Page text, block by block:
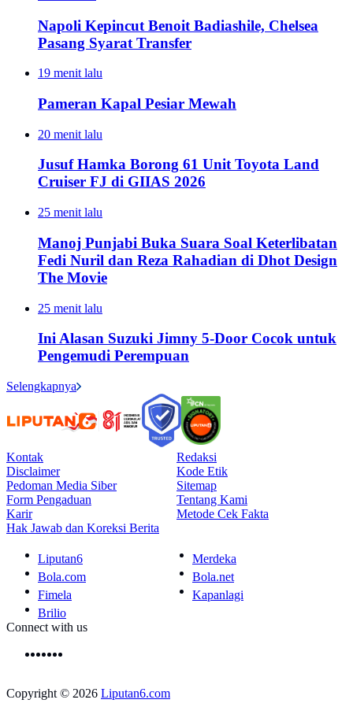
Napoli Kepincut Benoit Badiashile, Chelsea
Pasang Syarat Transfer
19 menit lalu
Pameran Kapal Pesiar Mewah
20 menit lalu
Jusuf Hamka Borong 61 Unit Toyota Land
Cruiser FJ di GIIAS 2026
25 menit lalu
Manoj Punjabi Buka Suara Soal Keterlibatan
Fedi Nuril dan Reza Rahadian di Dhot Design
The Movie
25 menit lalu
Ini Alasan Suzuki Jimny 5-Door Cocok untuk
Pengemudi Perempuan
Selengkapnya
Kontak
Redaksi
Disclaimer
Kode Etik
Pedoman Media Siber
Sitemap
Form Pengaduan
Tentang Kami
Karir
Metode Cek Fakta
Hak Jawab dan Koreksi Berita
Liputan6
Merdeka
Bola.com
Bola.net
Fimela
Kapanlagi
Brilio
Connect with us
Copyright © 2026 Liputan6.com